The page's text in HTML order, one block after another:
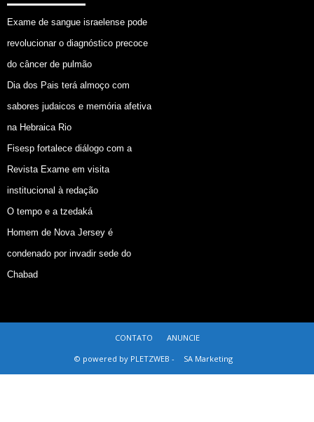
Exame de sangue israelense pode
revolucionar o diagnóstico precoce
do câncer de pulmão
Dia dos Pais terá almoço com
sabores judaicos e memória afetiva
na Hebraica Rio
Fisesp fortalece diálogo com a
Revista Exame em visita
institucional à redação
O tempo e a tzedaká
Homem de Nova Jersey é
condenado por invadir sede do
Chabad
CONTATO
ANUNCIE
© powered by PLETZWEB -
SA Marketing